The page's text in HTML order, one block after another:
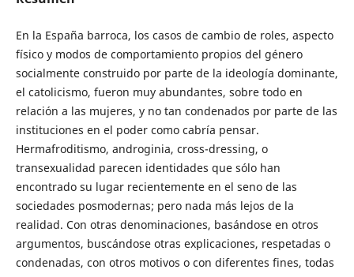
En la España barroca, los casos de cambio de roles, aspecto
físico y modos de comportamiento propios del género
socialmente construido por parte de la ideología dominante,
el catolicismo, fueron muy abundantes, sobre todo en
relación a las mujeres, y no tan condenados por parte de las
instituciones en el poder como cabría pensar.
Hermafroditismo, androginia, cross-dressing, o
transexualidad parecen identidades que sólo han
encontrado su lugar recientemente en el seno de las
sociedades posmodernas; pero nada más lejos de la
realidad. Con otras denominaciones, basándose en otros
argumentos, buscándose otras explicaciones, respetadas o
condenadas, con otros motivos o con diferentes fines, todas